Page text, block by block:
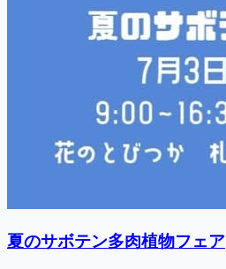
夏のサボテン多肉植物フェア